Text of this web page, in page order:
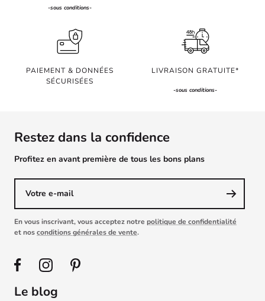
-sous conditions-
PAIEMENT & DONNÉES
SÉCURISÉES
LIVRAISON GRATUITE*
-sous conditions-
Restez dans la confidence
Profitez en avant première de tous les bons plans
Votre e-mail
En vous inscrivant, vous acceptez notre politique de confidentialité
et nosconditions générales de vente.
Le blog